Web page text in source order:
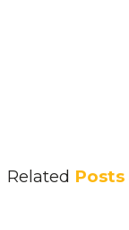
Related Posts